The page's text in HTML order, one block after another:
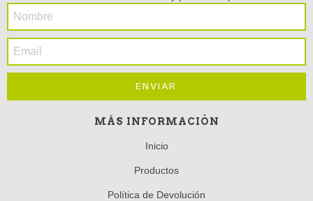
MÁS INFORMACIÓN
Inicio
Productos
Política de Devolución